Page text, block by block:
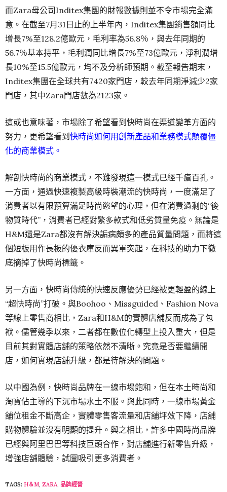
而Zara母公司Inditex集團的財報數據則並不令市場完全滿
意。在截至7月31日止的上半年內，Inditex集團銷售額同比
增長7%至128.2億歐元，毛利率為56.8％，與去年同期的
56.7％基本持平，毛利潤同比增長7%至73億歐元，淨利潤增
長10%至15.5億歐元，均不及分析師預期。截至報告期末，
Inditex集團在全球共有7420家門店，較去年同期淨減少2家
門店，其中Zara門店數為2123家。
這或也意味著，市場除了希望看到快時尚在渠道變革方面的
努力，更希望看到快時尚如何用創新產品和業務模式顛覆僵
化的商業模式。
解剖快時尚的商業模式，不難發現這一模式已經千瘡百孔。
一方面，通過快速複製高級時裝潮流的快時尚，一度滿足了
消費者以有限預算滿足時尚慾望的心理，但在消費過剩的“後
物質時代”，消費者已經對繁多款式和低劣質量免疫。無論是
H&M還是Zara都沒有解決詬病頗多的產品質量問題，而將這
個短板用作長板的優衣庫反而異軍突起，在科技的助力下徹
底摘掉了快時尚標籤。
另一方面，快時尚傳統的快速反應優勢已經被更輕盈的線上
“超快時尚”打破。與Boohoo、Missguided、Fashion Nova
等線上零售商相比，Zara和H&M的實體店舖反而成為了包
袱。儘管幾季以來，二者都在數位化轉型上投入重大，但是
目前其對實體店舖的策略依然不清晰。究竟是否要繼續開
店，如何實現店舖升級，都是待解決的問題。
以中國為例，快時尚品牌在一線市場飽和，但在本土時尚和
淘寶佔主導的下沉市場水土不服。與此同時，一線市場黃金
舖位租金不斷高企，實體零售客流量和店舖坪效下降，店舖
購物體驗並沒有明顯的提升。與之相比，許多中國時尚品牌
已經與阿里巴巴等科技巨頭合作，對店舖進行新零售升級，
增強店舖體驗，試圖吸引更多消費者。
TAGS: H＆M, ZARA, 品牌經營